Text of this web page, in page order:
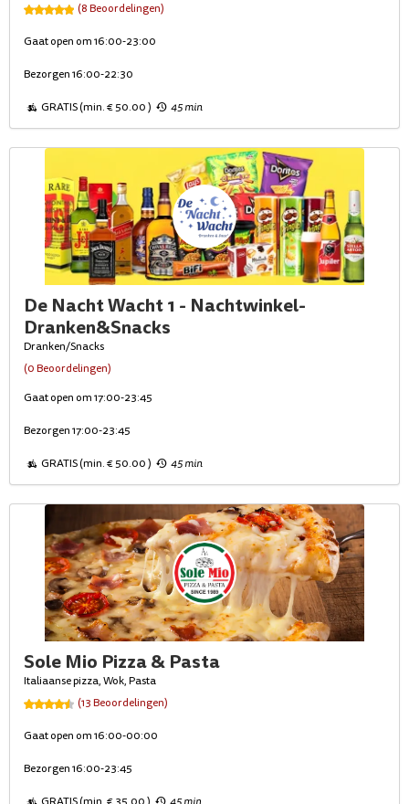
(8 Beoordelingen)
Gaat open om 16:00-23:00
Bezorgen 16:00-22:30
GRATIS (min. € 50.00 ) 45 min
De Nacht Wacht 1 - Nachtwinkel-
Dranken&Snacks
Dranken/Snacks
(0 Beoordelingen)
Gaat open om 17:00-23:45
Bezorgen 17:00-23:45
GRATIS (min. € 50.00 ) 45 min
Sole Mio Pizza & Pasta
Italiaanse pizza, Wok, Pasta
(13 Beoordelingen)
Gaat open om 16:00-00:00
Bezorgen 16:00-23:45